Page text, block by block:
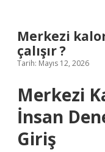
Merkezi
çalışır ?
Tarih: Mayıs 12, 2026
Merkezi
İnsan
Giriş